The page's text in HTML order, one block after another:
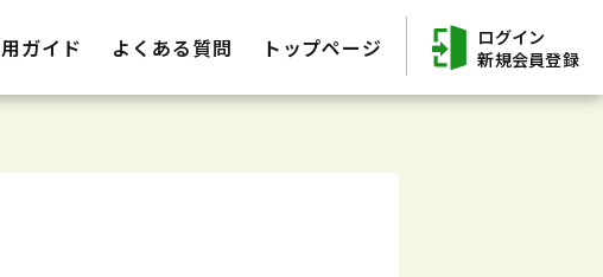
ガイド よくある質問 トップページ
ログイン
新規会員登録